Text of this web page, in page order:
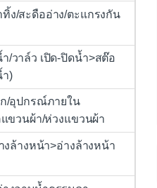
ง/สะดืออ่าง/ตะแกรงกัน
วาล์ว เปิด-ปิดน้ำ>สต๊อ
ำ)
/อุปกรณ์ภายใน
ขวนผ้า/ห่วงแขวนผ้า
งล้างหน้า>อ่างล้างหน้า